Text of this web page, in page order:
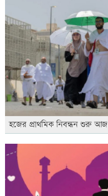
হজের প্রাথমিক নিবন্ধন শুরু আজ